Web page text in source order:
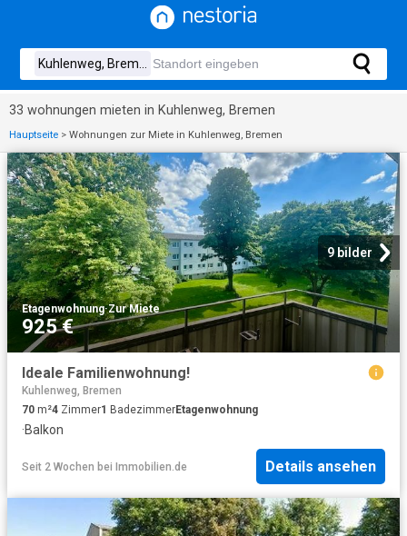
33 wohnungen mieten in Kuhlenweg, Bremen
Hauptseite > Wohnungen zur Miete in Kuhlenweg, Bremen
9 bilder
Etagenwohnung·Zur Miete
925 €
Ideale Familienwohnung!
Kuhlenweg, Bremen
70 m²4 Zimmer1 BadezimmerEtagenwohnung
·Balkon
Seit 2 Wochen bei Immobilien.de Details ansehen